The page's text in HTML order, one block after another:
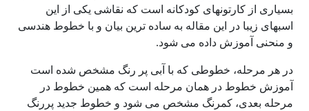
بسیاری از کارتونهای کودکانه است که نقاشی یکی از این
اسبهای زیبا در این مقاله به ساده ترین بیان و با خطوط هندسی
و منحنی آموزش داده می شود.
در هر مرحله، خطوطی که با آبی پر رنگ مشخص شده است
آموزش خطوط در همان مرحله است که همین خطوط در
مرحله بعدی، کمرنگ مشخص می شود و خطوط جدید پررنگ